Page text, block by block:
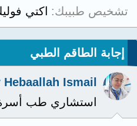
تشخيص طبيبك
اكتي
إجابة الطاقم الطبي
Hebaallah Ismail
استشاري طب أسرة